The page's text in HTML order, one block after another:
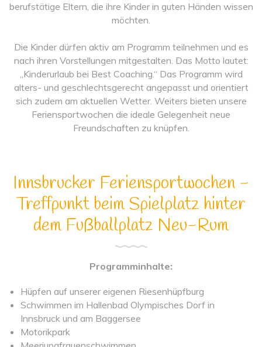
berufstätige Eltern, die ihre Kinder in guten Händen wissen
möchten.
Die Kinder dürfen aktiv am Programm teilnehmen und es
nach ihren Vorstellungen mitgestalten. Das Motto lautet:
„Kinderurlaub bei Best Coaching.“ Das Programm wird
alters- und geschlechtsgerecht angepasst und orientiert
sich zudem am aktuellen Wetter. Weiters bieten unsere
Feriensportwochen die ideale Gelegenheit neue
Freundschaften zu knüpfen.
Innsbrucker Feriensportwochen -
Treffpunkt beim Spielplatz hinter
dem Fußballplatz Neu-Rum
Programminhalte:
Hüpfen auf unserer eigenen Riesenhüpfburg
Schwimmen im Hallenbad Olympisches Dorf in
Innsbruck und am Baggersee
Motorikpark